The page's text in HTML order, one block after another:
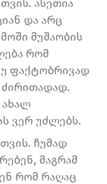
ასეთია
და არც
მუშაობის
რომ
ფაქტობრივად
ძირითადად.
ახალ
ვერ უძლებს.
ჩუმად
მაგრამ
რომ რაღაც